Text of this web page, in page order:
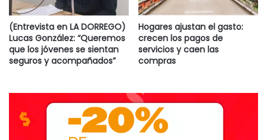
(Entrevista en LA DORREGO)
Lucas González: “Queremos
que los jóvenes se sientan
seguros y acompañados”
Hogares ajustan el gasto:
crecen los pagos de
servicios y caen las
compras